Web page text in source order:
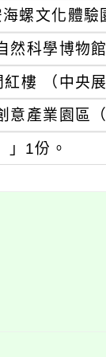
螺文化體驗
科學博物
樓 （中央展
產業園區
」1份。